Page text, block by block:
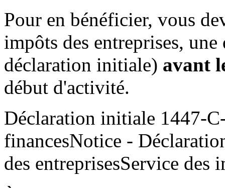
Pour en bénéficier, vous
impôts des entreprises,
déclaration initiale) avant
début d'activité.
Déclaration initiale 1447-
financesNotice -
des entreprisesService des